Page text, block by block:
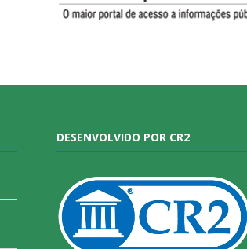
DESENVOLVIDO POR CR2